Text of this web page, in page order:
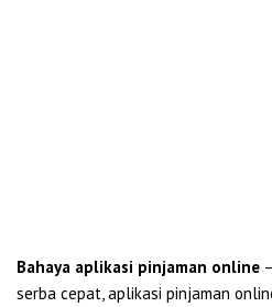
Bahaya aplikasi pinjaman online
serba cepat, aplikasi pinjaman